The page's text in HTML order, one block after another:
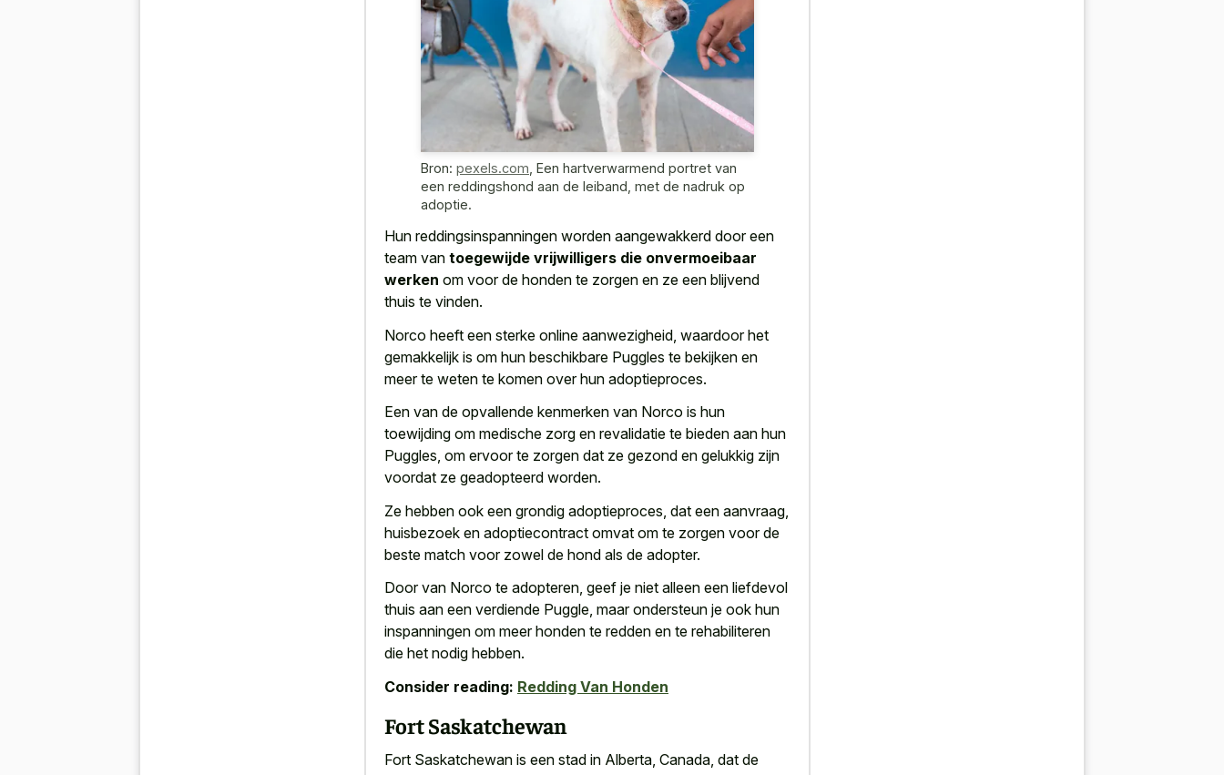
Bron: pexels.com Een hartverwarmend portret van
een reddingshond aan de leiband, met de nadruk op
adoptie.
Hun reddingsinspanningen worden aangewakkerd door een
team van toegewijde vrijwilligers die onvermoeibaar
werken om voor de honden te zorgen en ze een blijvend
thuis te vinden.
Norco heeft een sterke online aanwezigheid, waardoor het
gemakkelijk is om hun beschikbare Puggles te bekijken en
meer te weten te komen over hun adoptieproces.
Een van de opvallende kenmerken van Norco is hun
toewijding om medische zorg en revalidatie te bieden aan hun
Puggles, om ervoor te zorgen dat ze gezond en gelukkig zijn
voordat ze geadopteerd worden.
Ze hebben ook een grondig adoptieproces, dat een aanvraag,
huisbezoek en adoptiecontract omvat om te zorgen voor de
beste match voor zowel de hond als de adopter.
Door van Norco te adopteren, geef je niet alleen een liefdevol
thuis aan een verdiende Puggle, maar ondersteun je ook hun
inspanningen om meer honden te redden en te rehabiliteren
die het nodig hebben.
Consider reading: Redding Van Honden
Fort Saskatchewan
Fort Saskatchewan is een stad in Alberta, Canada, dat de